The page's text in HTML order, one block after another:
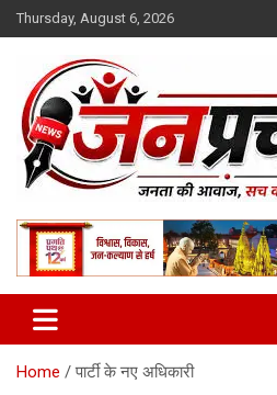
Skip
to
Thursday, August 6, 2026
:: जनप्रचार ::
Home पार्टी के नए अधिकारी